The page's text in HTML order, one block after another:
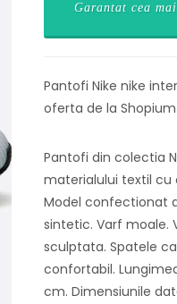
Garantat cea
Pantofi Nike nike
oferta de la
Pantofi din colectia
materialului textil cu
Model confectionat
sintetic. Varf moale.
sculptata. Spatele
confortabil.
cm. Dimensiunile